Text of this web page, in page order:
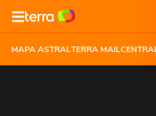
MAPA ASTRALTERRA MAIL